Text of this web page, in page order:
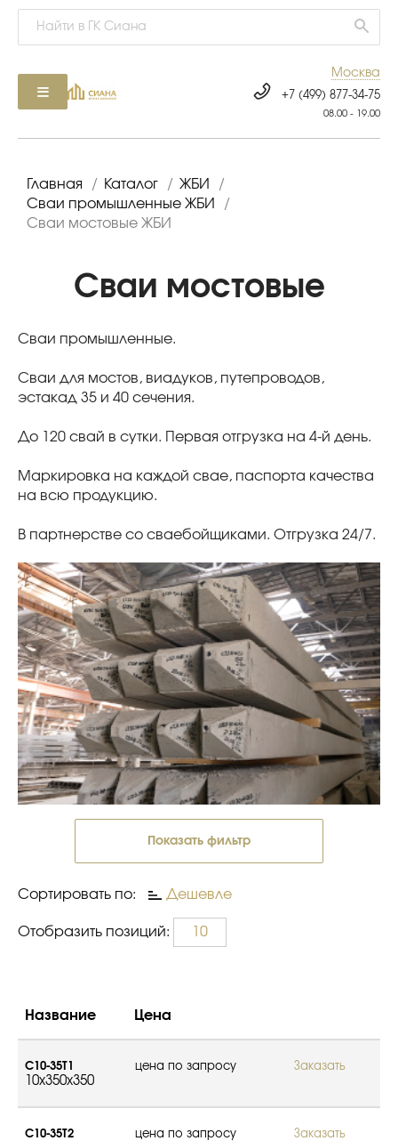
Москва
+7 (499) 877-34-75
08.00 - 19.00
Главная / Каталог / ЖБИ
/
Сваи промышленные ЖБИ
/
Сваи мостовые ЖБИ
Сваи мостовые
Сваи промышленные.
Сваи для мостов, виадуков, путепроводов,
эстакад 35 и 40 сечения.
До 120 свай в сутки. Первая отгрузка на 4-й день.
Маркировка на каждой свае, паспорта качества
на всю продукцию.
В партнерстве со сваебойщиками. Отгрузка 24/7.
Показать фильтр
Сортировать по: Дешевле
Отобразить позиций: 10
Название Цена
С10-35Т1
10x350x350
цена по запросу Заказать
С10-35Т2 цена по запросу Заказать